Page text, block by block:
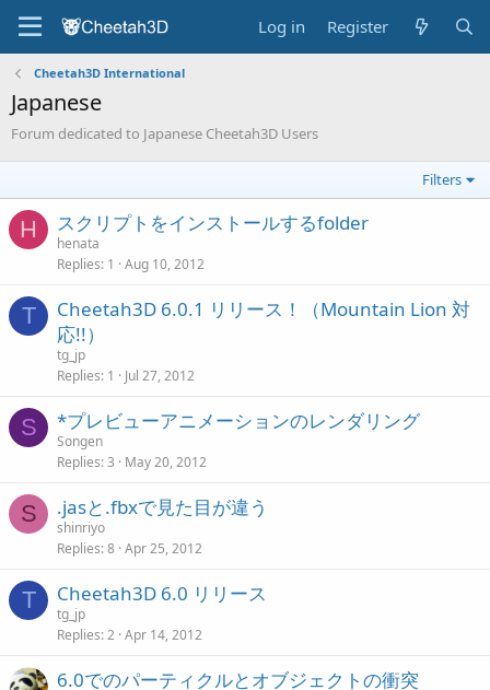
Log in Register
Cheetah3D International
Japanese
Forum dedicated to Japanese Cheetah3D Users
Filters
H スクリプトをインストールするfolder
henata
Replies 1 Aug 10, 2012
T
Cheetah3D 6.0.1 リリース！（Mountain Lion 対
応!!）
tg_jp
Replies 1 Jul 27, 2012
S *プレビューアニメーションのレンダリング
Songen
Replies 3 May 20, 2012
S .jasと.fbxで見た目が違う
shinriyo
Replies 8 Apr 25, 2012
T Cheetah3D 6.0 リリース
tg_jp
Replies 2 Apr 14, 2012
6.0でのパーティクルとオブジェクトの衝突